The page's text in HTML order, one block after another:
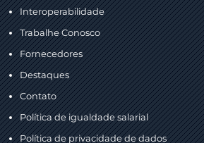
Interoperabilidade
Trabalhe Conosco
Fornecedores
Destaques
Contato
Política de igualdade salarial
Política de privacidade de dados